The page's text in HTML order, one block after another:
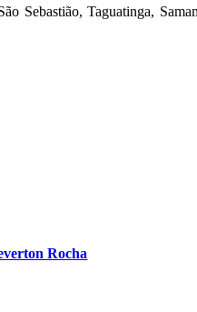
Sebastião, Taguatinga,
Rocha